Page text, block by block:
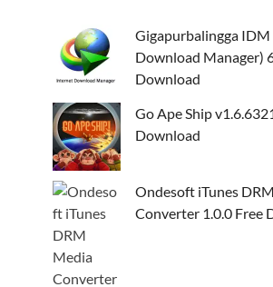
Gigapurbalingga
Download Manager)
Download
Go Ape Ship
Download
Ondesoft iTunes
Converter 1.0.0 Free